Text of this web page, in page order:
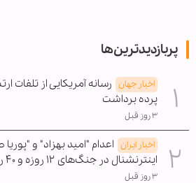
پربازدیدترین‌ها
اخبار جهان رسانه آمریکایی از تلفات
پرده برداشت
۳ روز قبل
اخبار ایران اعدام "امید بهزاد" و
اینترنشنال در جنگ‌های ۱۲ روزه و ۴۰ روزه
۳ روز قبل